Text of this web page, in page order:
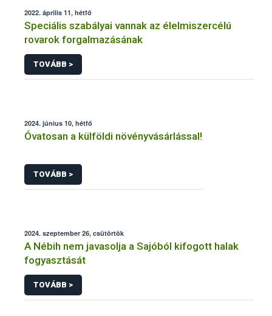
2022. április 11, hétfő
Speciális szabályai vannak az élelmiszercélú
rovarok forgalmazásának
TOVÁBB >
2024. június 10, hétfő
Óvatosan a külföldi növényvásárlással!
TOVÁBB >
2024. szeptember 26, csütörtök
A Nébih nem javasolja a Sajóból kifogott halak
fogyasztását
TOVÁBB >